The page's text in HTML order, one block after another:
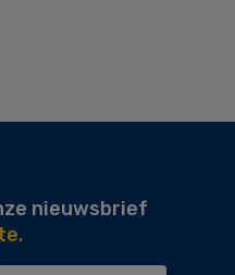
nieuwsbrief